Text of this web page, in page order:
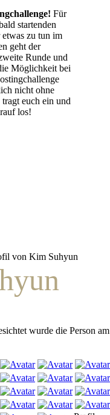
Für
startenden
zu tun im
geht der
Runde und
Möglichkeit bei
nicht ohne
euch ein und
los!
von Kim Suhyun
wurde die Person am